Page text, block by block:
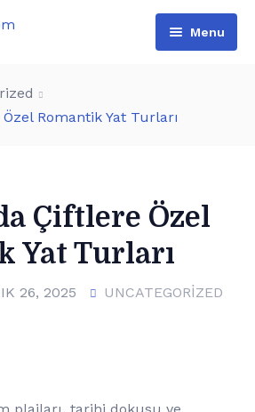
Menu
Romantik Yat Turları
Çiftlere Özel
Yat Turları
26, 2025 UNCATEGORIZED